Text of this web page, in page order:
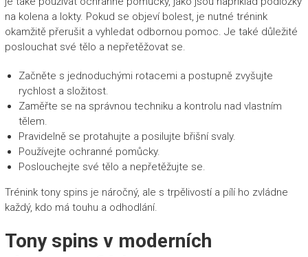
na kolena a lokty. Pokud se objeví bolest, je nutné trénink
okamžitě přerušit a vyhledat odbornou pomoc. Je také důležité
poslouchat své tělo a nepřetěžovat se.
Začněte s jednoduchými rotacemi a postupně zvyšujte
rychlost a složitost.
Zaměřte se na správnou techniku a kontrolu nad vlastním
tělem.
Pravidelně se protahujte a posilujte břišní svaly.
Používejte ochranné pomůcky.
Poslouchejte své tělo a nepřetěžujte se.
Trénink tony spins je náročný, ale s trpělivostí a pílí ho zvládne
každý, kdo má touhu a odhodlání.
Tony spins v moderních